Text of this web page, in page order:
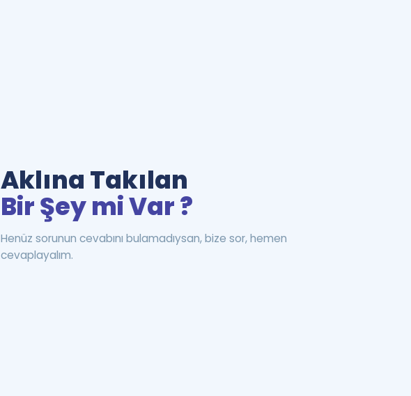
Aklına Takılan
Bir Şey mi Var ?
Henüz sorunun cevabını bulamadıysan, bize sor, hemen
cevaplayalım.